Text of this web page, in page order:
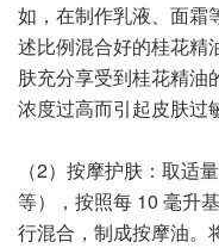
如，在制作乳液、面霜
述比例混合好的桂花精
肤充分享受到桂花精油
浓度过高而引起皮肤过
（2）按摩护肤：取适
等），按照每 10 毫升
行混合，制成按摩油。